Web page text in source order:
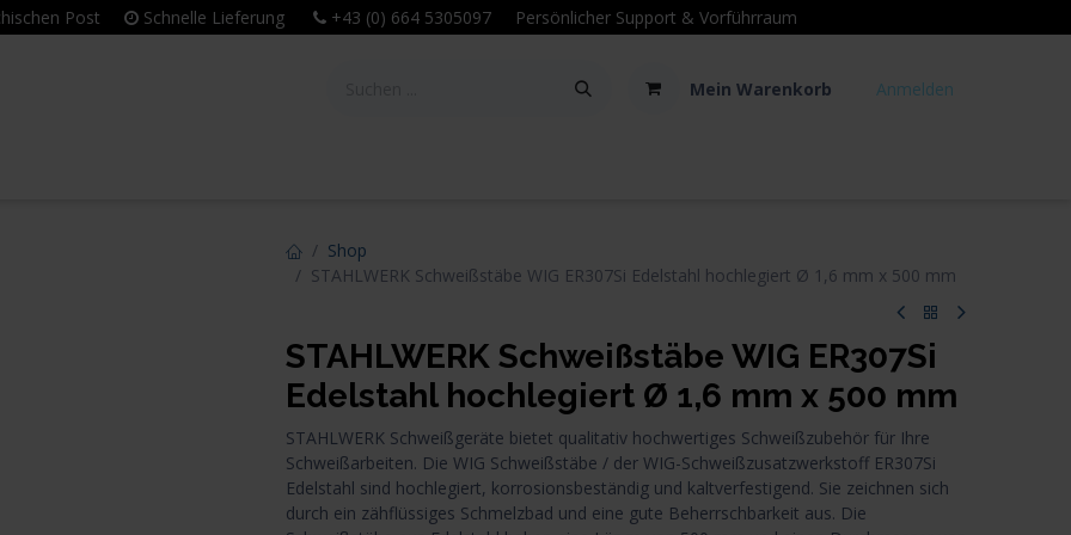
Post Schnelle Lieferung +43 (0) 664 5305097 Persönlicher Support & Vorführraum
Mein Warenkorb Anmelden
Shop
STAHLWERK Schweißstäbe WIG ER307Si Edelstahl hochlegiert Ø 1,6 mm x 500 mm
STAHLWERK Schweißstäbe WIG ER307Si
Edelstahl hochlegiert Ø 1,6 mm x 500 mm
STAHLWERK Schweißgeräte bietet qualitativ hochwertiges Schweißzubehör für Ihre
Schweißarbeiten. Die WIG Schweißstäbe / der WIG-Schweißzusatzwerkstoff ER307Si
Edelstahl sind hochlegiert, korrosionsbeständig und kaltverfestigend. Sie zeichnen sich
durch ein zähflüssiges Schmelzbad und eine gute Beherrschbarkeit aus. Die